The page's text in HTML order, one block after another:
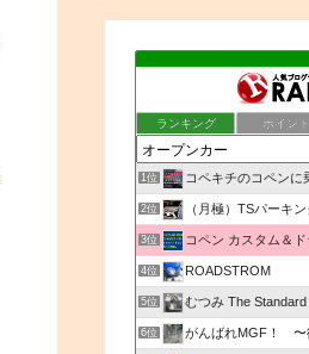
ランキング ポイント
1位 コペキチのコペンに
2位 （月極）TSパーキ
3位 コペン カスタム＆ド
4位 ROADSTROM
5位 むつみ The Standard
6位 がんばれMGF！ 〜